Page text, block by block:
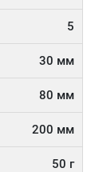
5
30 мм
80 мм
200 мм
50 г